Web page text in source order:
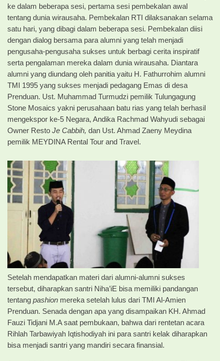
ke dalam beberapa sesi, pertama sesi pembekalan awal
tentang dunia wirausaha. Pembekalan RTI dilaksanakan selama
satu hari, yang dibagi dalam beberapa sesi. Pembekalan diisi
dengan dialog bersama para alumni yang telah menjadi
pengusaha-pengusaha sukses untuk berbagi cerita inspiratif
serta pengalaman mereka dalam dunia wirausaha. Diantara
alumni yang diundang oleh panitia yaitu H. Fathurrohim alumni
TMI 1995 yang sukses menjadi pedagang Emas di desa
Prenduan. Ust. Muhammad Turmudzi pemilik Tulungagung
Stone Mosaics yakni perusahaan batu rias yang telah berhasil
mengekspor ke-5 Negara, Andika Rachmad Wahyudi sebagai
Owner Resto Je Cabbih, dan Ust. Ahmad Zaeny Meydina
pemilik MEYDINA Rental Tour and Travel.
Setelah mendapatkan materi dari alumni-alumni sukses
tersebut, diharapkan santri Niha’iE bisa memiliki pandangan
tentang pashion mereka setelah lulus dari TMI Al-Amien
Prenduan. Senada dengan apa yang disampaikan KH. Ahmad
Fauzi Tidjani M.A saat pembukaan, bahwa dari rentetan acara
Rihlah Tarbawiyah Iqtishodiyah ini para santri kelak diharapkan
bisa menjadi santri yang mandiri secara finansial.